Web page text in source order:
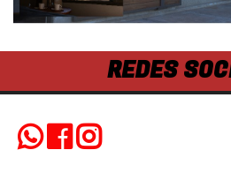
REDES